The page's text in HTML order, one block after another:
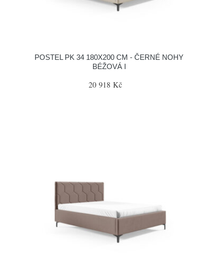
POSTEL PK 34 180X200 CM - ČERNÉ NOHY
BÉŽOVÁ I
20 918 Kč